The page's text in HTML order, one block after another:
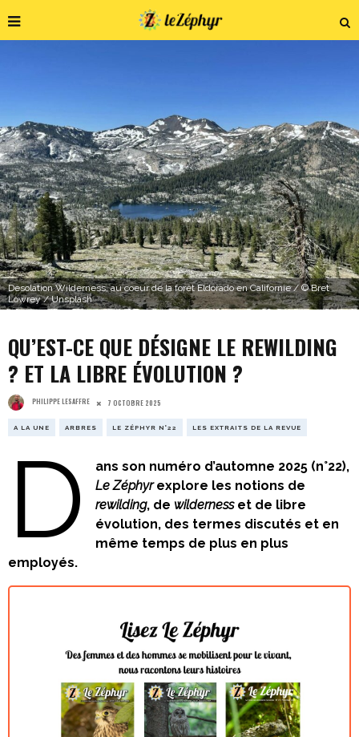
Desolation Wilderness, au coeur de la forêt Eldorado en Californie / © Bret
Lowrey / Unsplash
QU’EST-CE QUE DÉSIGNE LE REWILDING
? ET LA LIBRE ÉVOLUTION ?
PHILIPPE LESAFFRE 7 OCTOBRE 2025
A LA UNE ARBRES LE ZÉPHYR N°22 LES EXTRAITS DE LA REVUE
D
ans son numéro d’automne 2025 (n°22),
Le Zéphyrexplore les notions de
rewilding, dewildernesset de libre
évolution, des termes discutés et en
même temps de plus en plus
employés.